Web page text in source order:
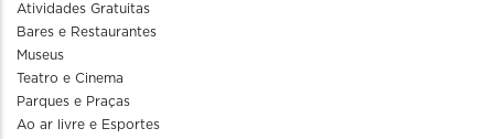
Atividades Gratuitas
Bares e Restaurantes
Museus
Teatro e Cinema
Parques e Praças
Ao ar livre e Esportes